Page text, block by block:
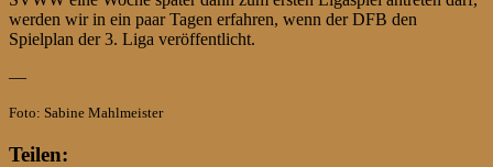
werden wir in ein paar Tagen erfahren, wenn der DFB den
Spielplan der 3. Liga veröffentlicht.
—
Foto: Sabine Mahlmeister
Teilen: